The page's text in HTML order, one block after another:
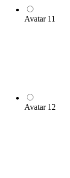
Avatar 11
Avatar 12